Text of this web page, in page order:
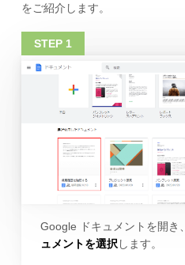
をご紹介します。
Google ドキュメントを開き、
ュメントを選択 します。